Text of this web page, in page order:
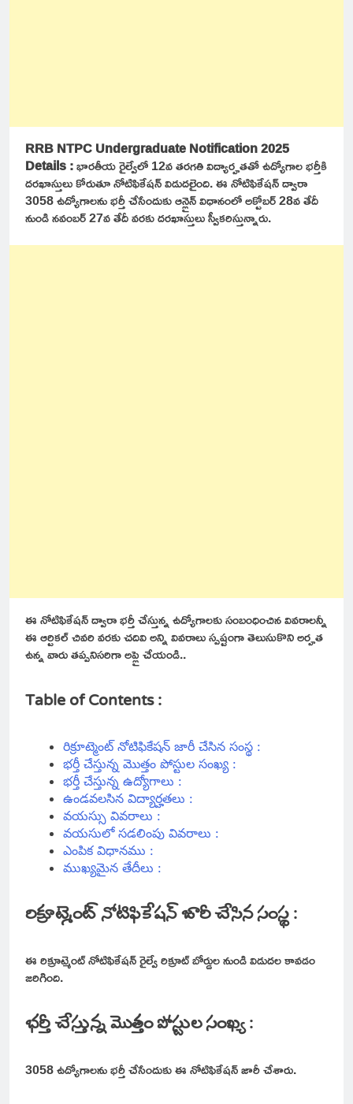
RRB NTPC Undergraduate Notification 2025
Details :భారతీయ రైల్వేలో 12వ తరగతి విద్యార్హతతో ఉద్యోగాల భర్తీకి
దరఖాస్తులు కోరుతూ నోటిఫికేషన్ విడుదలైంది. ఈ నోటిఫికేషన్ ద్వారా
3058 ఉద్యోగాలను భర్తీ చేసేందుకు ఆన్లైన్ విధానంలో అక్టోబర్ 28వ తేదీ
నుండి నవంబర్ 27వ తేదీ వరకు దరఖాస్తులు స్వీకరిస్తున్నారు.
ఈ నోటిఫికేషన్ ద్వారా భర్తీ చేస్తున్న ఉద్యోగాలకు సంబంధించిన వివరాలన్నీ
ఈ ఆర్టికల్ చివరి వరకు చదివి అన్ని వివరాలు స్పష్టంగా తెలుసుకొని అర్హత
ఉన్న వారు తప్పనిసరిగా అప్లై చేయండి..
Table of Contents :
రిక్రూట్మెంట్ నోటిఫికేషన్ జారీ చేసిన సంస్థ :
భర్తీ చేస్తున్న మొత్తం పోస్టుల సంఖ్య :
భర్తీ చేస్తున్న ఉద్యోగాలు :
ఉండవలసిన విద్యార్హతలు :
వయస్సు వివరాలు :
వయసులో సడలింపు వివరాలు :
ఎంపిక విధానము :
ముఖ్యమైన తేదీలు :
రిక్రూట్మెంట్ నోటిఫికేషన్ జారీ చేసిన సంస్థ :
ఈ రిక్రూట్మెంట్ నోటిఫికేషన్ రైల్వే రిక్రూట్ బోర్డుల నుండి విడుదల కావడం
జరిగింది.
భర్తీ చేస్తున్న మొత్తం పోస్టుల సంఖ్య :
3058 ఉద్యోగాలను భర్తీ చేసేందుకు ఈ నోటిఫికేషన్ జారీ చేశారు.